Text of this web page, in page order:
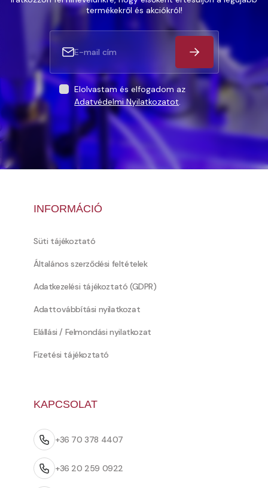
termékekről és akciókról!
Elolvastam és elfogadom az
Adatvédelmi Nyilatkozatot.
INFORMÁCIÓ
Süti tájékoztató
Általános szerződési feltételek
Adatkezelési tájékoztató (GDPR)
Adattovábbítási nyilatkozat
Elállási / Felmondási nyilatkozat
Fizetési tájékoztató
KAPCSOLAT
+36 70 378 4407
+36 20 259 0922